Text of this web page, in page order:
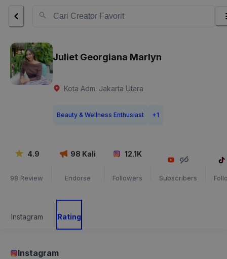
Juliet Georgiana Marlyn
Kota Adm. Jakarta Utara
Beauty & Wellness Enthusiast +1
4.9
98 Review
98 Kali
Endorse
12.1K
Followers Subscribers
Instagram Rating
Instagram